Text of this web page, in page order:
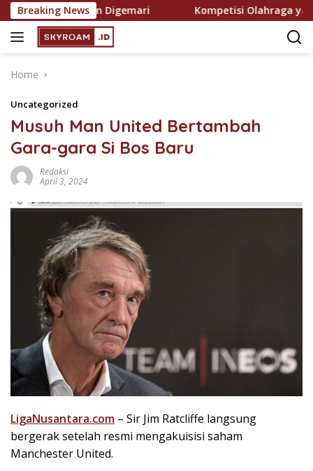
Skip
to
content
Breaking News
yang Semakin Digemari Kompetisi Olahraga yang
Home
Uncategorized
Musuh Man United Bertambah
Gara-gara Si Bos Baru
Redaksi
April 3, 2024
LigaNusantara.com – Sir Jim Ratcliffe langsung
bergerak setelah resmi mengakuisisi saham
Manchester United.